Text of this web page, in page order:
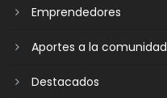
Emprendedores
Aportes a la comunidad
Destacados